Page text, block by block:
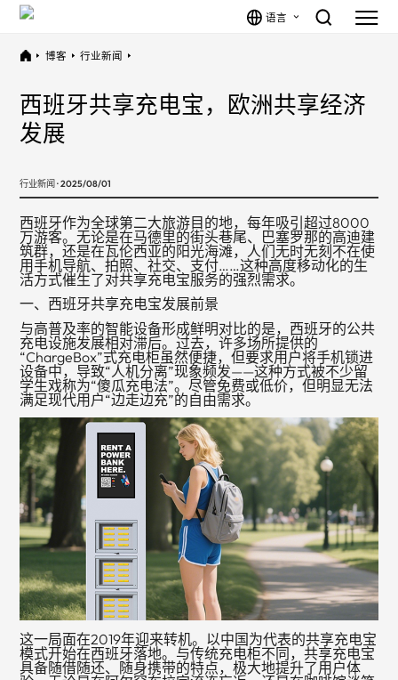
语言
博客 行业新闻
西班牙共享充电宝，欧洲共享经济
发展
行业新闻 · 2025/08/01
西班牙作为全球第二大旅游目的地，每年吸引超过8000
万游客。无论是在马德里的街头巷尾、巴塞罗那的高迪建
筑群，还是在瓦伦西亚的阳光海滩，人们无时无刻不在使
用手机导航、拍照、社交、支付……这种高度移动化的生
活方式催生了对共享充电宝服务的强烈需求。
一、西班牙共享充电宝发展前景
与高普及率的智能设备形成鲜明对比的是，西班牙的公共
充电设施发展相对滞后。过去，许多场所提供的
“ChargeBox”式充电柜虽然便捷，但要求用户将手机锁进
设备中，导致“人机分离”现象频发——这种方式被不少留
学生戏称为“傻瓜充电法”。尽管免费或低价，但明显无法
满足现代用户“边走边充”的自由需求。
这一局面在2019年迎来转机。以中国为代表的共享充电宝
模式开始在西班牙落地。与传统充电柜不同，共享充电宝
具备随借随还、随身携带的特点，极大地提升了用户体